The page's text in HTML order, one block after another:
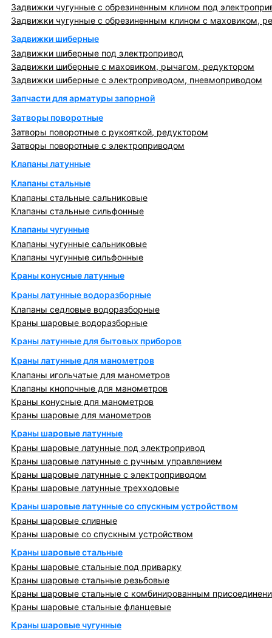
Задвижки чугунные с обрезиненным клином под
Задвижки чугунные с обрезиненным клином с маховиком,
Задвижки шиберные
Задвижки шиберные под электропривод
Задвижки шиберные с маховиком, рычагом, редуктором
Задвижки шиберные с электроприводом, пневмоприводом
Запчасти для арматуры запорной
Затворы поворотные
Затворы поворотные с рукояткой, редуктором
Затворы поворотные с электроприводом
Клапаны латунные
Клапаны стальные
Клапаны стальные сальниковые
Клапаны стальные сильфонные
Клапаны чугунные
Клапаны чугунные сальниковые
Клапаны чугунные сильфонные
Краны конусные латунные
Краны латунные водоразборные
Клапаны седловые водоразборные
Краны шаровые водоразборные
Краны латунные для бытовых приборов
Краны латунные для манометров
Клапаны игольчатые для манометров
Клапаны кнопочные для манометров
Краны конусные для манометров
Краны шаровые для манометров
Краны шаровые латунные
Краны шаровые латунные под электропривод
Краны шаровые латунные с ручным управлением
Краны шаровые латунные с электроприводом
Краны шаровые латунные трехходовые
Краны шаровые латунные со спускным устройством
Краны шаровые сливные
Краны шаровые со спускным устройством
Краны шаровые стальные
Краны шаровые стальные под приварку
Краны шаровые стальные резьбовые
Краны шаровые стальные с комбинированным
Краны шаровые стальные фланцевые
Краны шаровые чугунные